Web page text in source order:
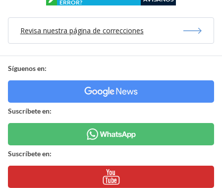
ERROR?
Revisa nuestra página de correcciones
Síguenos en:
Suscríbete en:
Suscríbete en: